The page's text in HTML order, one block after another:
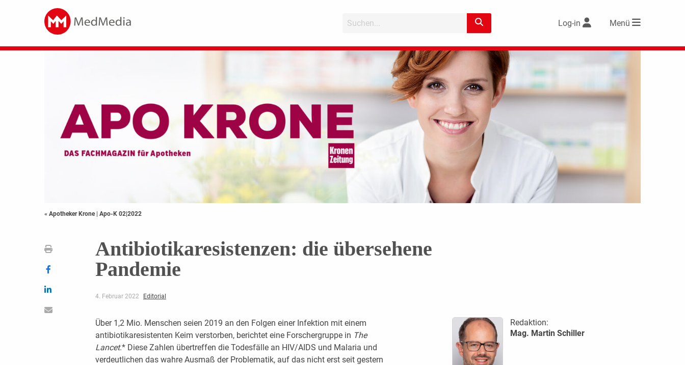
Log-in Menü
« Apotheker Krone | Apo-K 02|2022
Antibiotikaresistenzen: die übersehene
Pandemie
4. Februar 2022 Editorial
Über 1,2 Mio. Menschen seien 2019 an den Folgen einer Infektion mit einem
antibiotikaresistenten Keim verstorben, berichtet eine Forschergruppe in The
Lancet.* Diese Zahlen übertreffen die Todesfälle an HIV/AIDS und Malaria und
verdeutlichen das wahre Ausmaß der Problematik, auf das nicht erst seit gestern
Redaktion:
Mag. Martin Schiller